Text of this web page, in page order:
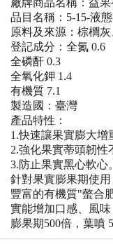
品目名稱：5-15-液
原料及來源：棕櫚灰
登記成分：全氮 0.6
全磷酐 0.3
全氧化鉀 1.4
有機質 7.1
製造國：臺灣
產品特性：
1.快速讓果實膨大增
2.強化果實蒂頭韌性
3.防止果實黑心軟心。
針對果實膨果期使用
豐富的有機質"螫合
實能增加口感、風味
膨果期500倍，葉噴